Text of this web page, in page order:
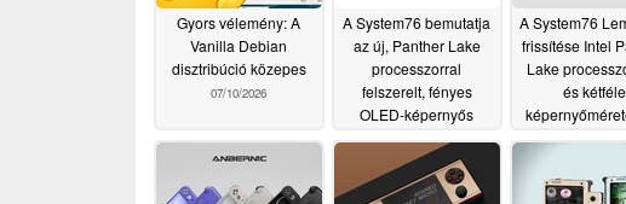
Gyors vélemény: A
Vanilla Debian
disztribúció közepes
07/10/2026
A System76 bemutatja
az új, Panther Lake
processzorral
felszerelt, fényes
OLED-képernyős
07/06/2026
A System76
frissítése Intel
Lake
és kétféle
07/